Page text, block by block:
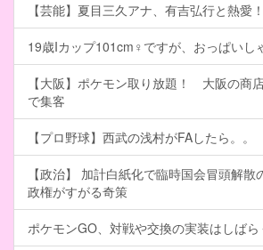
【芸能】夏目三久アナ、有吉弘行と熱
19歳Iカップ101cm♀ですが、おっぱいし
【大阪】ポケモン取り放題！ 大阪の商
で集客
【プロ野球】西武の浅村がFAしたら。。
【政治】 加計白紙化で臨時国会冒頭解
政権がすがる奇策
ポケモンGO、対戦や交換の実装はしば